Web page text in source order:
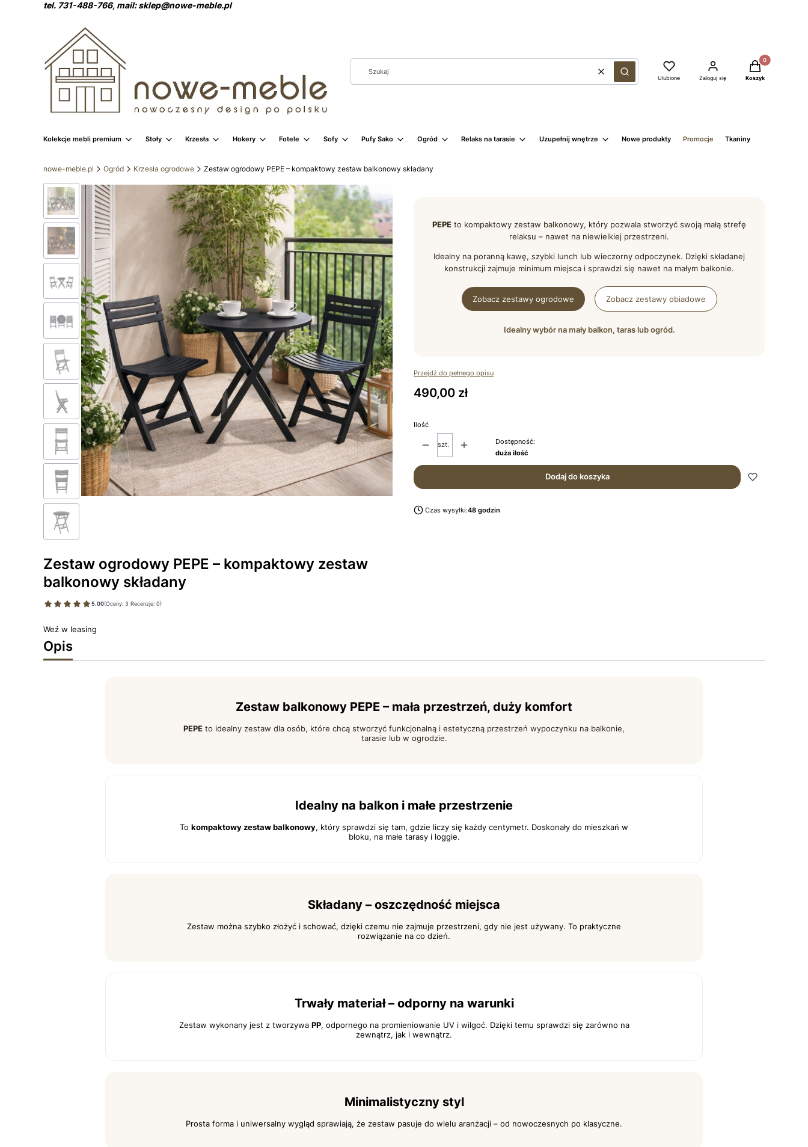
tel. 731-488-766, mail: sklep@nowe-meble.pl
WyczyśćSzukaj Ulubione Zaloguj się
Produkty w
Koszyk
Kolekcje mebli premium Stoły Krzesła Hokery Fotele Sofy Pufy Sako Ogród Relaks na tarasie Uzupełnij wnętrze Nowe produkty Promocje Tkaniny
nowe-meble.pl Ogród Krzesła ogrodowe Zestaw ogrodowy PEPE – kompaktowy zestaw balkonowy składany
Zestaw ogrodowy PEPE – kompaktowy zestaw
balkonowy składany
5.00(Oceny: 3 Recenzje: 0)
Weź w leasing
PEPE to kompaktowy zestaw balkonowy, który pozwala stworzyć swoją małą strefę
relaksu – nawet na niewielkiej przestrzeni.
Idealny na poranną kawę, szybki lunch lub wieczorny odpoczynek. Dzięki składanej
konstrukcji zajmuje minimum miejsca i sprawdzi się nawet na małym balkonie.
Zobacz zestawy ogrodowe Zobacz zestawy obiadowe
Idealny wybór na mały balkon, taras lub ogród.
Przejdź do pełnego opisu
Cena
490,00 zł
Ilość
szt.
Dostępność:
duża ilość
Dodaj do koszyka
Czas wysyłki:48 godzin
Opis
Zestaw balkonowy PEPE – mała przestrzeń, duży komfort
PEPE to idealny zestaw dla osób, które chcą stworzyć funkcjonalną i estetyczną przestrzeń wypoczynku na balkonie,
tarasie lub w ogrodzie.
Idealny na balkon i małe przestrzenie
To kompaktowy zestaw balkonowy, który sprawdzi się tam, gdzie liczy się każdy centymetr. Doskonały do mieszkań w
bloku, na małe tarasy i loggie.
Składany – oszczędność miejsca
Zestaw można szybko złożyć i schować, dzięki czemu nie zajmuje przestrzeni, gdy nie jest używany. To praktyczne
rozwiązanie na co dzień.
Trwały materiał – odporny na warunki
Zestaw wykonany jest z tworzywa PP, odpornego na promieniowanie UV i wilgoć. Dzięki temu sprawdzi się zarówno na
zewnątrz, jak i wewnątrz.
Minimalistyczny styl
Prosta forma i uniwersalny wygląd sprawiają, że zestaw pasuje do wielu aranżacji – od nowoczesnych po klasyczne.